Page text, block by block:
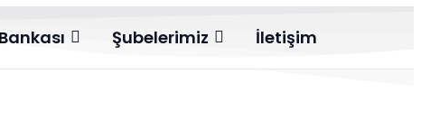
Şubelerimiz İletişim